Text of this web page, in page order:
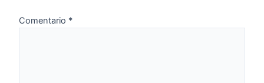
Comentario *